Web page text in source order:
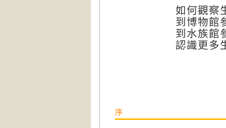
如何觀察
到博物館
到水族館
認識更多
序